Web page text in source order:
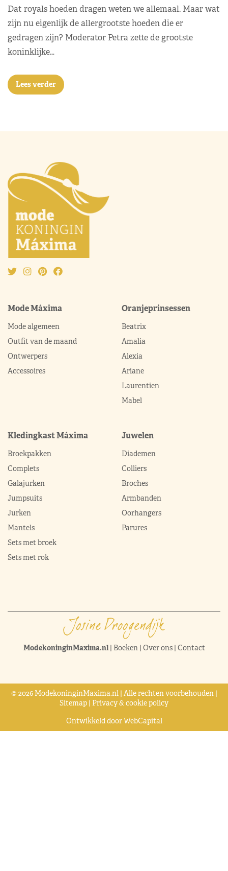
Dat royals hoeden dragen weten we allemaal. Maar wat
zijn nu eigenlijk de allergrootste hoeden die er
gedragen zijn? Moderator Petra zette de grootste
koninklijke…
Lees verder
Mode Máxima
Mode algemeen
Outfit van de maand
Ontwerpers
Accessoires
Oranjeprinsessen
Beatrix
Amalia
Alexia
Ariane
Laurentien
Mabel
Kledingkast Máxima
Broekpakken
Complets
Galajurken
Jumpsuits
Jurken
Mantels
Sets met broek
Sets met rok
Juwelen
Diademen
Colliers
Broches
Armbanden
Oorhangers
Parures
ModekoninginMaxima.nl| Boeken | Over ons| Contact
© 2026 ModekoninginMaxima.nl | Alle rechten voorbehouden |
Sitemap | Privacy & cookie policy
Ontwikkeld doorWebCapital